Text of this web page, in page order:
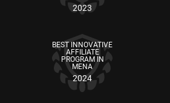
2023
BEST INNOVATIVE
AFFILIATE
PROGRAM IN
MENA
2024